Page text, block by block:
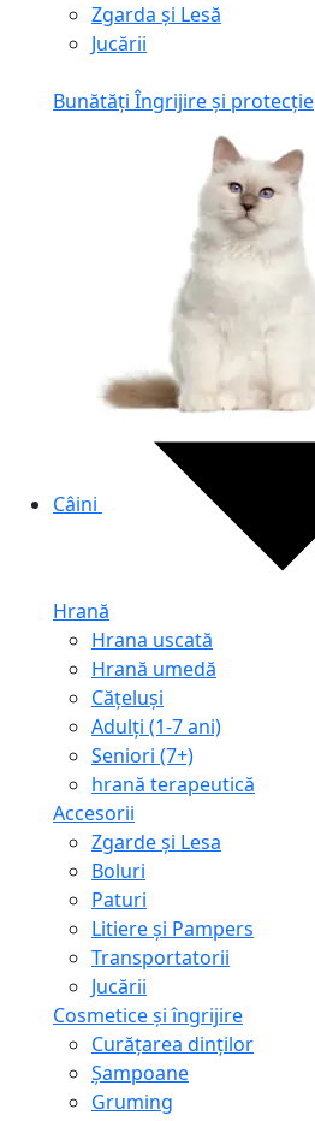
Zgarda și Lesă
Jucării
Bunătăți Îngrijire și protecție
Câini
Hrană
Hrana uscată
Hrană umedă
Cățeluși
Adulți (1-7 ani)
Seniori (7+)
hrană terapeutică
Accesorii
Zgarde și Lesa
Boluri
Paturi
Litiere și Pampers
Transportatorii
Jucării
Cosmetice și îngrijire
Curățarea dinților
Șampoane
Gruming